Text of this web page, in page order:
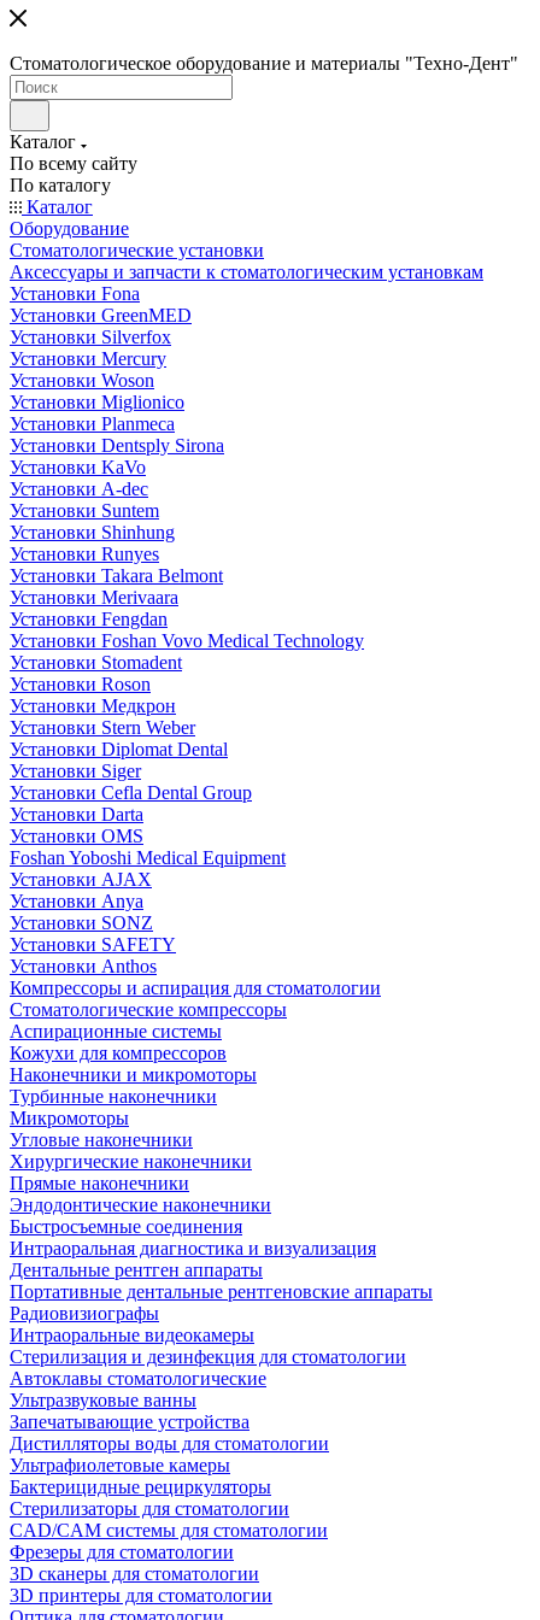
Стоматологическое оборудование и материалы "Техно-Дент"
Каталог
По всему сайту
По каталогу
Каталог
Оборудование
Стоматологические установки
Аксессуары и запчасти к стоматологическим установкам
Установки Fona
Установки GreenMED
Установки Silverfox
Установки Mercury
Установки Woson
Установки Miglionico
Установки Planmeca
Установки Dentsply Sirona
Установки KaVo
Установки A-dec
Установки Suntem
Установки Shinhung
Установки Runyes
Установки Takara Belmont
Установки Merivaara
Установки Fengdan
Установки Foshan Vovo Medical Technology
Установки Stomadent
Установки Roson
Установки Медкрон
Установки Stern Weber
Установки Diplomat Dental
Установки Siger
Установки Cefla Dental Group
Установки Darta
Установки OMS
Foshan Yoboshi Medical Equipment
Установки AJAX
Установки Anya
Установки SONZ
Установки SAFETY
Установки Anthos
Компрессоры и аспирация для стоматологии
Стоматологические компрессоры
Аспирационные системы
Кожухи для компрессоров
Наконечники и микромоторы
Турбинные наконечники
Микромоторы
Угловые наконечники
Хирургические наконечники
Прямые наконечники
Эндодонтические наконечники
Быстросъемные соединения
Интраоральная диагностика и визуализация
Дентальные рентген аппараты
Портативные дентальные рентгеновские аппараты
Радиовизиографы
Интраоральные видеокамеры
Стерилизация и дезинфекция для стоматологии
Автоклавы стоматологические
Ультразвуковые ванны
Запечатывающие устройства
Дистилляторы воды для стоматологии
Ультрафиолетовые камеры
Бактерицидные рециркуляторы
Стерилизаторы для стоматологии
CAD/CAM системы для стоматологии
Фрезеры для стоматологии
3D cканеры для стоматологии
3D принтеры для стоматологии